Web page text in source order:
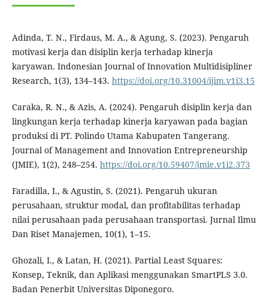
Adinda, T. N., Firdaus, M. A., & Agung, S. (2023). Pengaruh
motivasi kerja dan disiplin kerja terhadap kinerja
karyawan. Indonesian Journal of Innovation Multidisipliner
Research, 1(3), 134–143. https://doi.org/10.31004/ijim.v1i3.15
Caraka, R. N., & Azis, A. (2024). Pengaruh disiplin kerja dan
lingkungan kerja terhadap kinerja karyawan pada bagian
produksi di PT. Polindo Utama Kabupaten Tangerang.
Journal of Management and Innovation Entrepreneurship
(JMIE), 1(2), 248–254. https://doi.org/10.59407/jmie.v1i2.373
Faradilla, I., & Agustin, S. (2021). Pengaruh ukuran
perusahaan, struktur modal, dan profitabilitas terhadap
nilai perusahaan pada perusahaan transportasi. Jurnal Ilmu
Dan Riset Manajemen, 10(1), 1–15.
Ghozali, I., & Latan, H. (2021). Partial Least Squares:
Konsep, Teknik, dan Aplikasi menggunakan SmartPLS 3.0.
Badan Penerbit Universitas Diponegoro.